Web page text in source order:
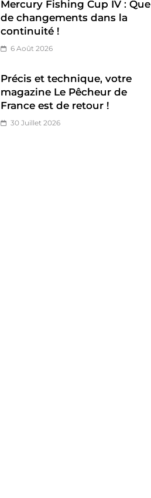
Mercury Fishing Cup IV : Que
de changements dans la
continuité !
6 Août 2026
Précis et technique, votre
magazine Le Pêcheur de
France est de retour !
30 Juillet 2026